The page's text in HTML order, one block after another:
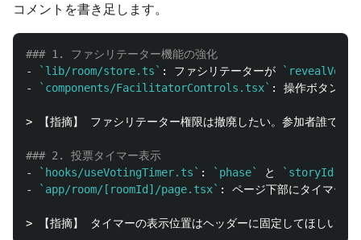
コメントを書き足します。
### 1. ファシリテーター機能の強化
-
`lib/room/store.ts` : ファシリテーターが
-
`components/FacilitatorControls.tsx`
> 【指摘】 ファシリテーター権限は撤廃したい。参加者誰でも
### 2. 投票タイマー表示
-
`hooks/useVotingTimer.ts` : `phase` と
`storyId`
-
`app/room/[roomId]/page.tsx`
> 【指摘】 タイマーの表示位置はヘッダーに固定してほしい